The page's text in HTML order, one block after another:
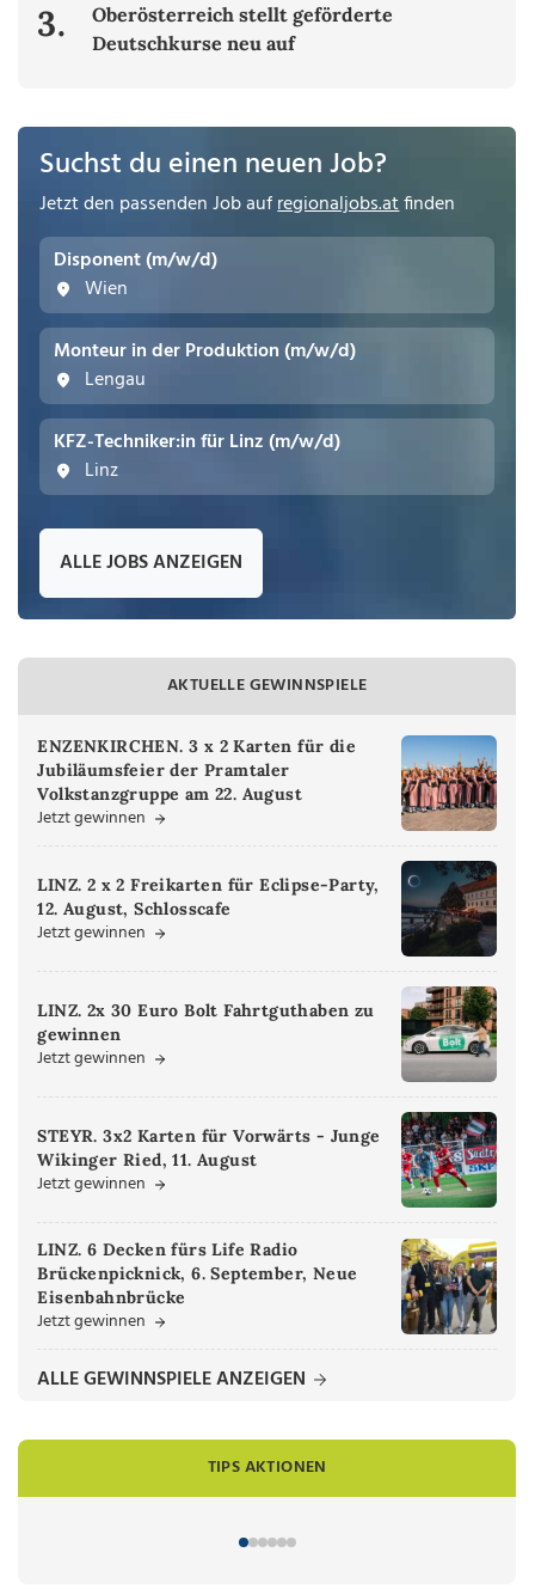
3.
Oberösterreich stellt geförderte
Deutschkurse neu auf
Suchst du einen neuen Job?
Jetzt den passenden Job aufregionaljobs.atfinden
Disponent (m/w/d)
Wien
Monteur in der Produktion (m/w/d)
Lengau
KFZ-Techniker:in für Linz (m/w/d)
Linz
ALLE JOBS ANZEIGEN
AKTUELLE GEWINNSPIELE
ENZENKIRCHEN. 3 x 2 Karten für die
Jubiläumsfeier der Pramtaler
Volkstanzgruppe am 22. August
Jetzt gewinnen
LINZ. 2 x 2 Freikarten für Eclipse-Party,
12. August, Schlosscafe
Jetzt gewinnen
LINZ. 2x 30 Euro Bolt Fahrtguthaben zu
gewinnen
Jetzt gewinnen
STEYR. 3x2 Karten für Vorwärts - Junge
Wikinger Ried, 11. August
Jetzt gewinnen
LINZ. 6 Decken fürs Life Radio
Brückenpicknick, 6. September, Neue
Eisenbahnbrücke
Jetzt gewinnen
ALLE GEWINNSPIELE ANZEIGEN
TIPS AKTIONEN